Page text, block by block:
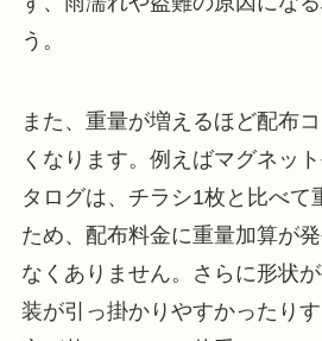
う。
また、重量が増えるほど配布
くなります。例えばマグネッ
タログは、チラシ1枚と比べて
ため、配布料金に重量加算が
なくありません。さらに形状
装が引っ掛かりやすかったり